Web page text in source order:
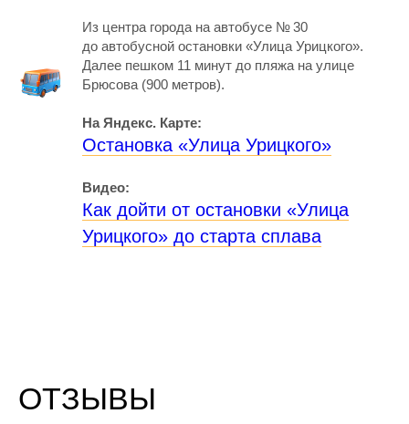
Из центра города на автобусе № 30
до автобусной остановки «Улица Урицкого».
Далее пешком 11 минут до пляжа на улице
Брюсова (900 метров).
На Яндекс. Карте:
Остановка «Улица Урицкого»
Видео:
Как дойти от остановки «Улица
Урицкого» до старта сплава
ОТЗЫВЫ